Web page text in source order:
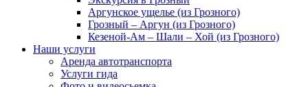
Аргунское ущелье (из Грозного)
Грозный – Аргун (из Грозного)
Кезеной-Ам – Шали – Хой (из Грозного)
Наши услуги
Аренда автотранспорта
Услуги гида